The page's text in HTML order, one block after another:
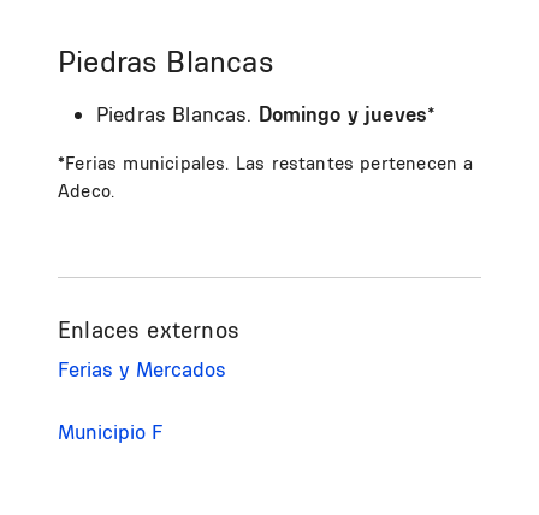
Piedras Blancas
Piedras Blancas. Domingo y jueves*
*Ferias municipales. Las restantes pertenecen a
Adeco.
Enlaces externos
Ferias y Mercados
Municipio F